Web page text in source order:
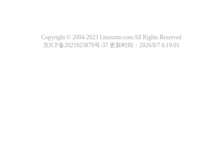
Copyright © 2004-2023 Linuxrtm.com All Rights Reserved
京ICP备2021023879号-37更新时间：2026/8/7 6:19:01